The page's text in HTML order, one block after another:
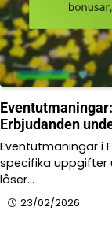
Erbjudanden
Eventutmaningar i
specifika uppgifter
låser…
23/02/2026